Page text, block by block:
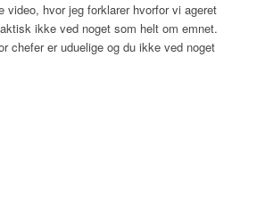
video, hvor jeg forklarer hvorfor vi ageret
ikke ved noget som helt om emnet.
chefer er uduelige og du ikke ved noget